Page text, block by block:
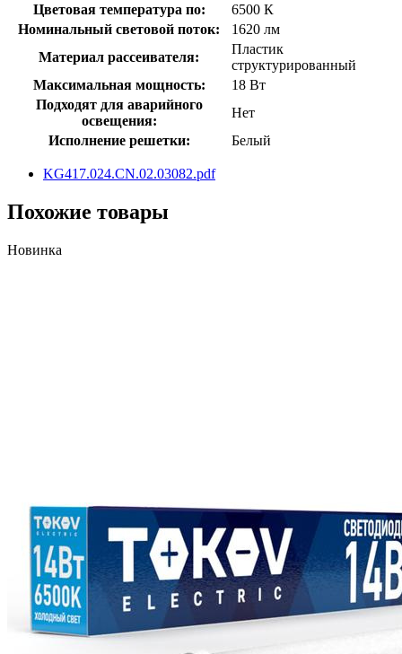
Цветовая температура по:
6500 К
Номинальный световой поток:
1620 лм
Материал рассеивателя:
Пластик
структурированный
Максимальная мощность:
18 Вт
Подходят для аварийного
освещения:
Нет
Исполнение решетки:
Белый
KG417.024.CN.02.03082.pdf
Похожие товары
Новинка